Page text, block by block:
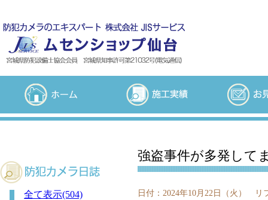
強盗事件が多発して
日付： 2024年10月22日（火） リ
全て表示(504)